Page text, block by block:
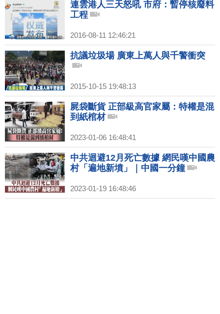
連雲港人三天怒吼 市府：暫停核廢料
工程
2016-08-11 12:46:21
抗議垃圾場 廣東上萬人與千警衝突
2015-10-15 19:48:13
屍袋斷貨 正部級高官家屬：特權是混
到紙棺材
2023-01-06 16:48:41
中共迴避12月死亡數據 網民嘆中國農
村「遍地新墳」｜中國一分鐘
2023-01-19 16:48:46